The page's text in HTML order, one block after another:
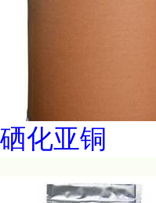
硒化亚铜